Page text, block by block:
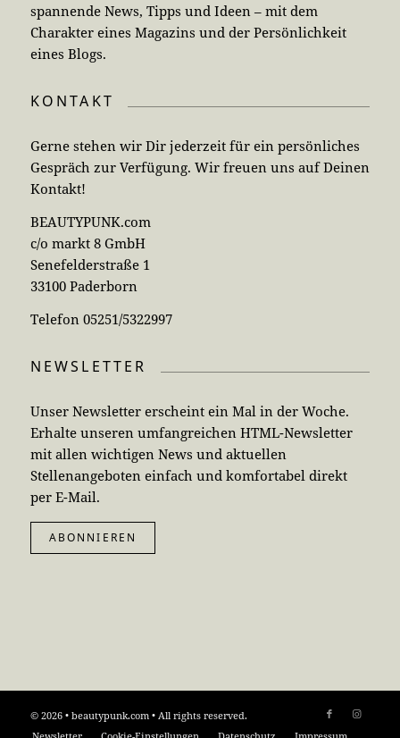
spannende News, Tipps und Ideen – mit dem
Charakter eines Magazins und der Persönlichkeit
eines Blogs.
KONTAKT
Gerne stehen wir Dir jederzeit für ein persönliches
Gespräch zur Verfügung. Wir freuen uns auf Deinen
Kontakt!
BEAUTYPUNK.com
c/o markt 8 GmbH
Senefelderstraße 1
33100 Paderborn
Telefon 05251/5322997
NEWSLETTER
Unser Newsletter erscheint ein Mal in der Woche.
Erhalte unseren umfangreichen HTML-Newsletter
mit allen wichtigen News und aktuellen
Stellenangeboten einfach und komfortabel direkt
per E-Mail.
ABONNIEREN
© 2026 • beautypunk.com • All rights reserved.